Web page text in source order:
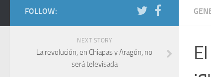
FOLLOW:
NEXT STORY
La revolución, en Chiapas y Aragón, no
será televisada